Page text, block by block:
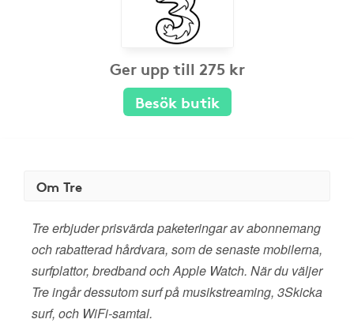
Ger upp till 275 kr
Besök butik
Om Tre
Tre erbjuder prisvärda paketeringar av abonnemang
och rabatterad hårdvara, som de senaste mobilerna,
surfplattor, bredband och Apple Watch. När du väljer
Tre ingår dessutom surf på musikstreaming, 3Skicka
surf, och WiFi-samtal.